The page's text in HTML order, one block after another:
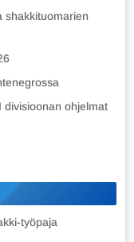
shakkituomarien
divisioonan ohjelmat
työpaja